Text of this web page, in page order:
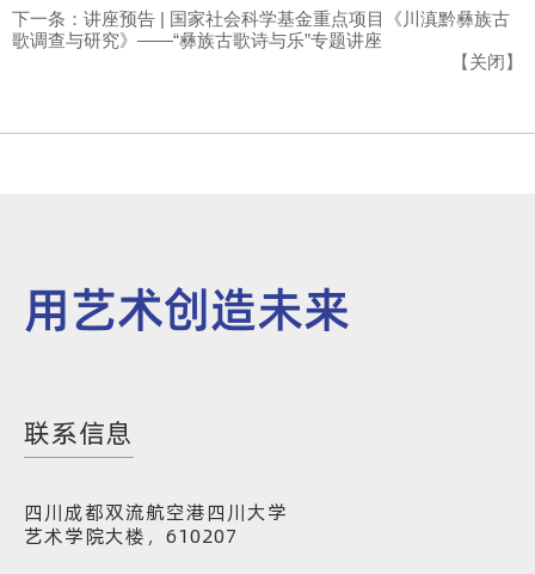
下一条：讲座预告 | 国家社会科学基金重点项目《川滇黔彝族古
歌调查与研究》——“彝族古歌诗与乐”专题讲座
【关闭】
用艺术创造未来
联系信息
四川成都双流航空港四川大学
艺术学院大楼，610207